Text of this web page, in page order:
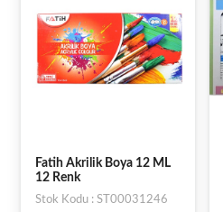
Fatih Akrilik Boya 12 ML
12 Renk
Stok Kodu : ST00031246